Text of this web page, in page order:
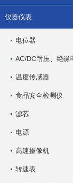
仪器仪表
电位器
AC/DC耐压、绝缘
温度传感器
食品安全检测仪
滤芯
电源
高速摄像机
转速表